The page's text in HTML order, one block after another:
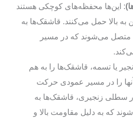
: این‌ها محفظه‌های کوچکی هستند
به بالا حمل می‌کنند. قاشقک‌ها به
متصل می‌شوند که در مسیر
یا تسمه، قاشقک‌ها را به هم
را در مسیر عمودی حرکت
سطلی زنجیری، قاشقک‌ها به
که به دلیل مقاومت بالا و